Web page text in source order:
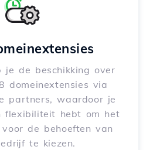
je de beschikking over
domeinextensies via
partners, waardoor je
flexibiliteit hebt om het
de behoeften van
te kiezen.